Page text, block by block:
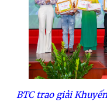
BTC trao giải